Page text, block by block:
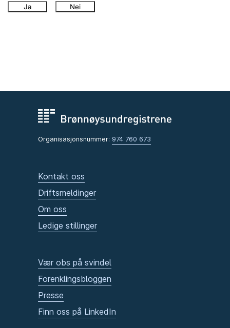
Ja Nei
Organisasjonsnummer: 974 760 673
Kontakt oss
Driftsmeldinger
Om oss
Ledige stillinger
Vær obs på svindel
Forenklingsbloggen
Presse
Finn oss på LinkedIn